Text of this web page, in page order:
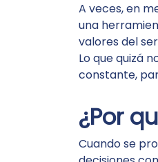
A veces, en
una
valores del
Lo que quizá
constante,
¿Por
Cuando se